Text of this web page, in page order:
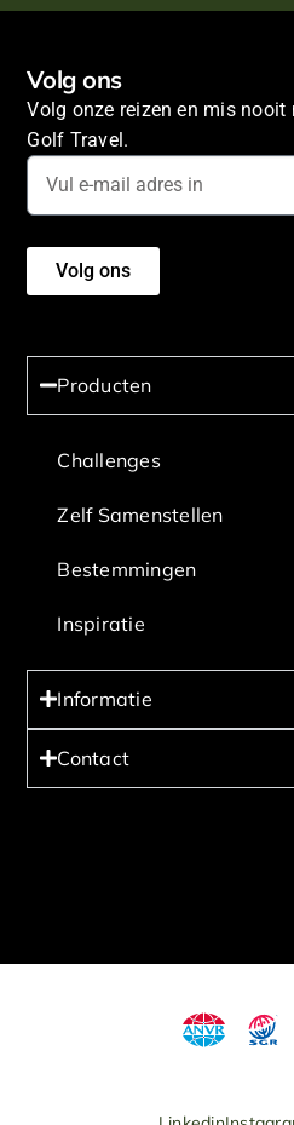
Volg ons
Volg onze reizen en mis nooit
Golf Travel.
Volg ons
Producten
Challenges
Zelf Samenstellen
Bestemmingen
Inspiratie
Informatie
Contact